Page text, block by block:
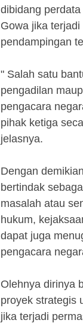
dibidang
Gowa jika
pendampingan
" Salah satu
pengadilan
pengacara
pihak ketiga
jelasnya.
Dengan
bertindak
masalah atau
hukum,
dapat juga
pengacara
Olehnya dirinya
proyek strategis
jika terjadi